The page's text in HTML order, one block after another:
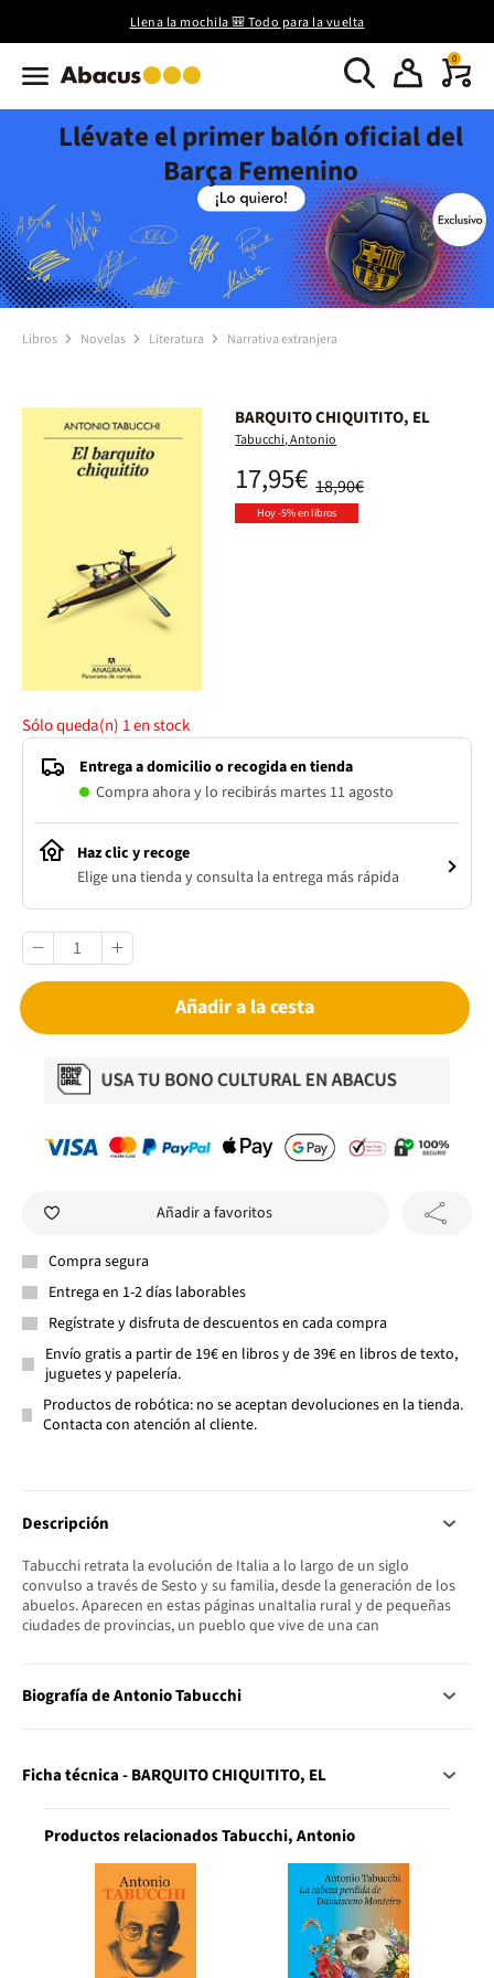
Llena la mochila 🎒 Todo para la vuelta
0
Llévate el primer balón oficial del
Barça Femenino
Libros Novelas Literatura Narrativa extranjera
BARQUITO CHIQUITITO, EL
Tabucchi, Antonio
18,90€
17,95€
Hoy -5% en libros
Sólo queda(n) 1en stock
Entrega a domicilio o recogida en tienda
Compra ahora y lo recibirás martes 11 agosto
Haz clic y recoge
Elige una tienda y consulta la entrega más rápida
Añadir a la cesta
Añadir a favoritos
Compra segura
Entrega en 1-2 días laborables
Regístrate y disfruta de descuentos en cada compra
Envío gratis a partir de 19€ en libros y de 39€ en libros de texto,
juguetes y papelería.
Productos de robótica: no se aceptan devoluciones en la tienda.
Contacta con atención al cliente.
Descripción
Tabucchi retrata la evolución de Italia a lo largo de un siglo
convulso a través de Sesto y su familia, desde la generación de los
abuelos. Aparecen en estas páginas unaItalia rural y de pequeñas
ciudades de provincias, un pueblo que vive de una can
Biografía de Antonio Tabucchi
Ficha técnica - BARQUITO CHIQUITITO, EL
Productos relacionados Tabucchi, Antonio